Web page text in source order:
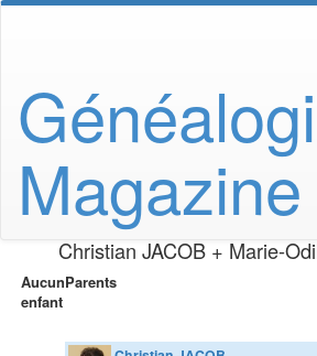
Magazine
ChristianJACOB+Marie-
Aucun
enfant
Parents